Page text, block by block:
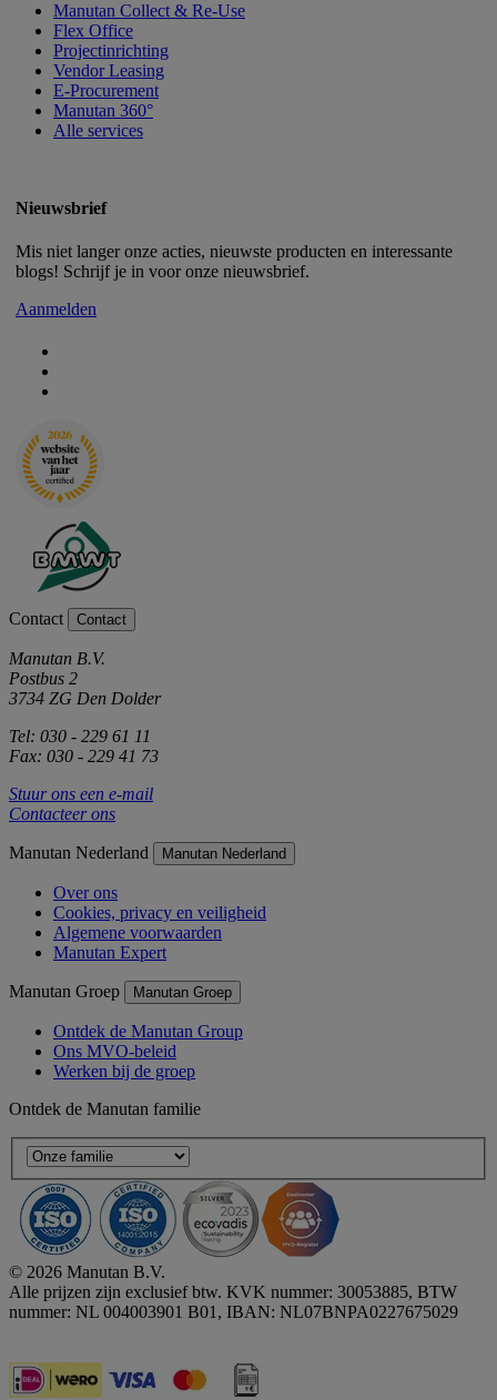
Manutan Collect & Re-Use
Flex Office
Projectinrichting
Vendor Leasing
E-Procurement
Manutan 360°
Alle services
Nieuwsbrief
Mis niet langer onze acties, nieuwste producten en interessante
blogs! Schrijf je in voor onze nieuwsbrief.
Aanmelden
Contact Contact
Manutan B.V.
Postbus 2
3734 ZG Den Dolder
Tel: 030 - 229 61 11
Fax: 030 - 229 41 73
Stuur ons een e-mail
Contacteer ons
Manutan Nederland Manutan Nederland
Over ons
Cookies, privacy en veiligheid
Algemene voorwaarden
Manutan Expert
Manutan Groep Manutan Groep
Ontdek de Manutan Group
Ons MVO-beleid
Werken bij de groep
Ontdek de Manutan familie
© 2026 Manutan B.V.
Alle prijzen zijn exclusief btw. KVK nummer: 30053885, BTW
nummer: NL 004003901 B01, IBAN: NL07BNPA0227675029